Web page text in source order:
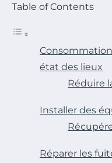
Table of Contents
Consommation
état des lieux
Réduire
Installer des
Réparer les